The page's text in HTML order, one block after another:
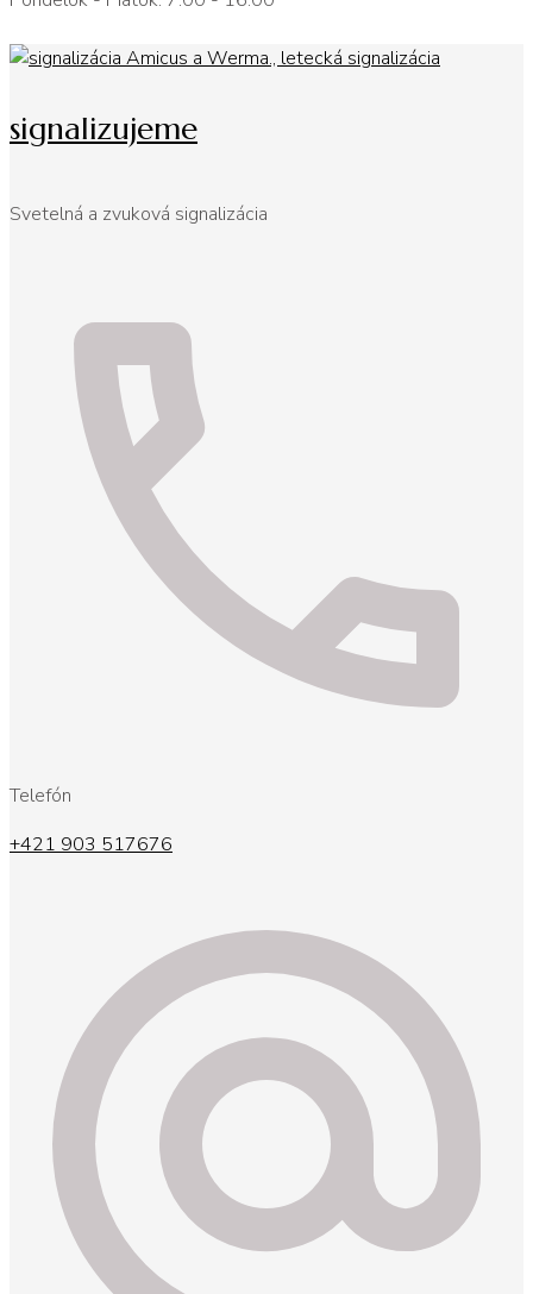
signalizujeme
Svetelná a zvuková signalizácia
Telefón
+421 903 517676